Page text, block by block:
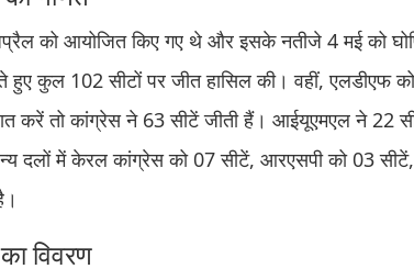
को आयोजित किए गए थे और इसके नतीजे 4 मई को
हुए कुल 102 सीटों पर जीत हासिल की। वहीं, एलडीएफ
करें तो कांग्रेस ने 63 सीटें जीती हैं। आईयूएमएल ने 22
दलों में केरल कांग्रेस को 07 सीटें, आरएसपी को 03
विवरण